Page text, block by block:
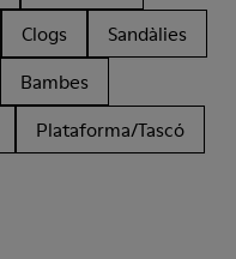
Clogs
Sandàlies
Bambes
Plataforma/Tascó